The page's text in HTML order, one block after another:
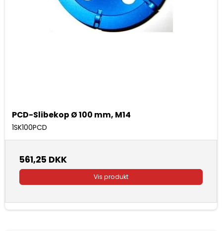
PCD-Slibekop Ø 100 mm, M14
1SK100PCD
561,25 DKK
Vis produkt